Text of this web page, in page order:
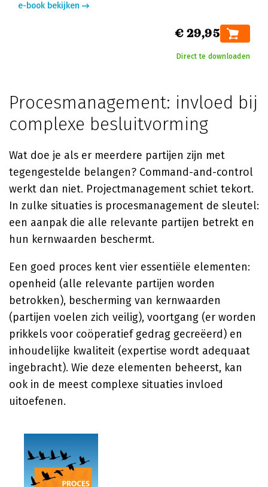
e-book bekijken
€ 29,95
Direct te downloaden
Procesmanagement: invloed bij
complexe besluitvorming
Wat doe je als er meerdere partijen zijn met
tegengestelde belangen? Command-and-control
werkt dan niet. Projectmanagement schiet tekort.
In zulke situaties is procesmanagement de sleutel:
een aanpak die alle relevante partijen betrekt en
hun kernwaarden beschermt.
Een goed proces kent vier essentiële elementen:
openheid (alle relevante partijen worden
betrokken), bescherming van kernwaarden
(partijen voelen zich veilig), voortgang (er worden
prikkels voor coöperatief gedrag gecreëerd) en
inhoudelijke kwaliteit (expertise wordt adequaat
ingebracht). Wie deze elementen beheerst, kan
ook in de meest complexe situaties invloed
uitoefenen.